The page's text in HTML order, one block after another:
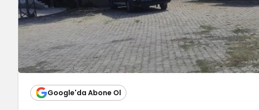
Google'da Abone Ol